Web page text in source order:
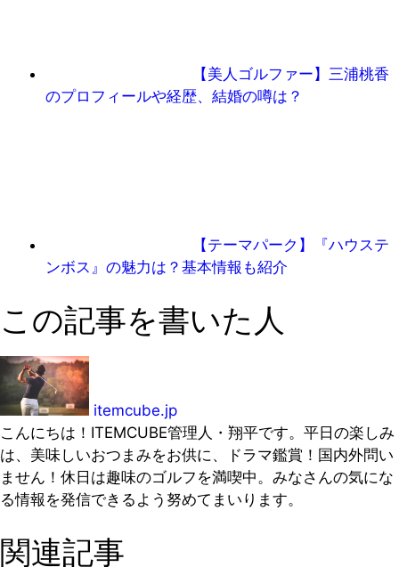
【美人ゴルファー】三浦桃香
のプロフィールや経歴、結婚の噂は？
【テーマパーク】『ハウステ
ンボス』の魅力は？基本情報も紹介
この記事を書いた人
itemcube.jp
こんにちは！ITEMCUBE管理人・翔平です。平日の楽しみ
は、美味しいおつまみをお供に、ドラマ鑑賞！国内外問い
ません！休日は趣味のゴルフを満喫中。みなさんの気にな
る情報を発信できるよう努めてまいります。
関連記事